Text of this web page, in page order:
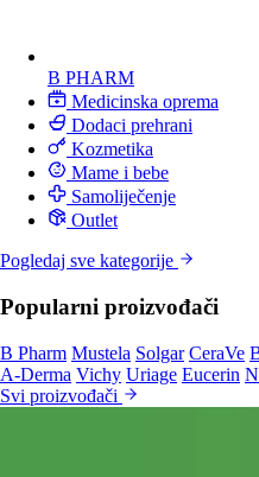
B PHARM
Medicinska oprema
Dodaci prehrani
Kozmetika
Mame i bebe
Samoliječenje
Outlet
Pogledaj sve kategorije
Popularni proizvođači
B Pharm Mustela Solgar CeraVe
A-Derma Vichy Uriage Eucerin
Svi proizvođači